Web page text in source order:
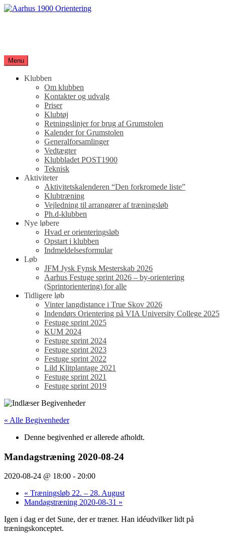
Spring
Menu
Klubben
Om klubben
Kontakter og udvalg
Priser
Klubtøj
Retningslinjer for brug af Grumstolen
Kalender for Grumstolen
Generalforsamlinger
Vedtægter
Klubbladet POST1900
Teknisk
Aktiviteter
Aktivitetskalenderen “Den forkromede liste”
Klubtræning
Vejledning til arrangører af træningsløb
Ph.d-klubben
Nye løbere
Hvad er orienteringsløb
Opstart i klubben
Indmeldelsesformular
Løb
JFM Jysk Fynsk Mesterskab 2026
Aarhus Festuge sprint 2026 – by-orientering
(Sprintorientering) for alle
Tidligere løb
Vinter langdistance i True Skov 2026
Indendørs Orientering på VIA University College 2025
Festuge sprint 2025
KUM 2024
Festuge sprint 2024
Festuge sprint 2023
Festuge sprint 2022
Lild Klitplantage 2021
Festuge sprint 2021
Festuge sprint 2019
« Alle Begivenheder
Denne begivenhed er allerede afholdt.
Mandagstræning 2020-08-24
2020-08-24 @ 18:00 - 20:00
« Træningsløb 22. – 28. August
Mandagstræning 2020-08-31 »
Igen i dag er det Sune, der er træner. Han idéudvilker lidt på
træningskonceptet.